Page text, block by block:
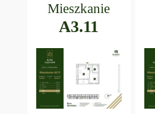
Mieszkanie
A3.11